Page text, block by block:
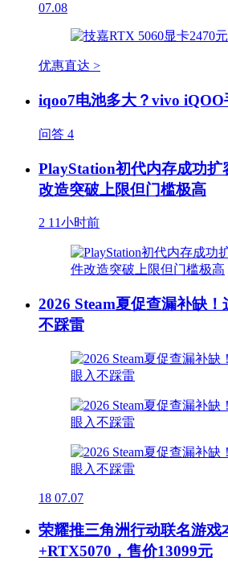
07.08
优惠直达 >
iqoo7电池多大？vivo iQOO
问答 4
PlayStation初代内存成功
改造突破上限但门槛极高
2 11小时前
2026 Steam夏促查漏补缺
不踩雷
18 07.07
荣耀推三角洲行动联名游戏
+RTX5070，售价13099元